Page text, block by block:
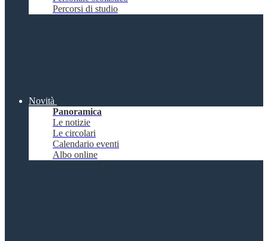
Percorsi di studio
Novità
Panoramica
Le notizie
Le circolari
Calendario eventi
Albo online